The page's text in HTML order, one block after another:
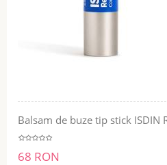
Balsam de buze tip stick ISDIN
68 RON